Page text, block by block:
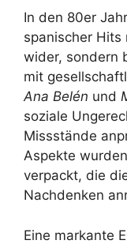
In den 80er
spanischer Hits
wider, sondern
mit
Ana Belén und
soziale
Missstände
Aspekte
verpackt, die
Nachdenken
Eine markante